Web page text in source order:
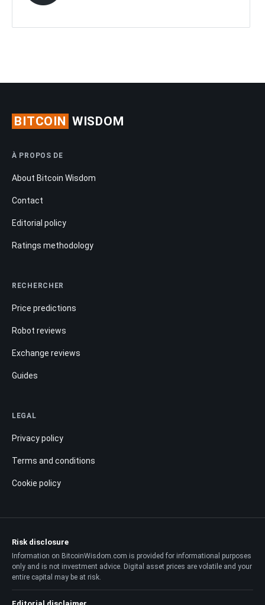
BITCOIN WISDOM
À PROPOS DE
About Bitcoin Wisdom
Contact
Editorial policy
Ratings methodology
RECHERCHER
Price predictions
Robot reviews
Exchange reviews
Guides
LEGAL
Privacy policy
Terms and conditions
Cookie policy
Risk disclosure
Information on BitcoinWisdom.com is provided for informational purposes
only and is not investment advice. Digital asset prices are volatile and your
entire capital may be at risk.